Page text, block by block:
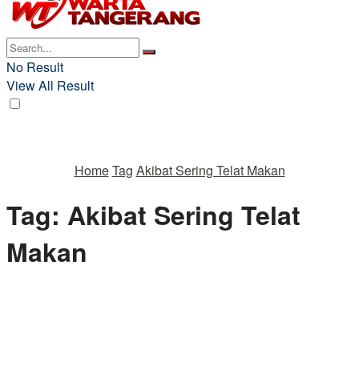
No Result
View All Result
HomeTag Akibat Sering Telat Makan
Tag: Akibat Sering Telat
Makan